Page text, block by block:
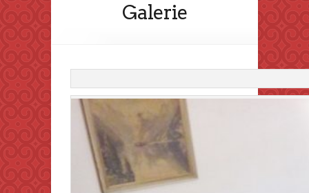
Galerie